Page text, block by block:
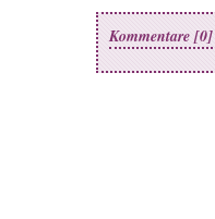
Kommentare [0]